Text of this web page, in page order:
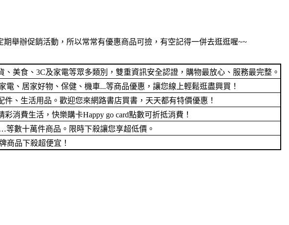
舉辦促銷活動，所以常常有優惠商品可撿，有空記得一併去逛逛喔~~
美食、3C及家電等眾多類別，雙重資訊安全認證，購物最放心、服務最完整。
、居家好物、保健、機車...等商品優惠，讓您線上輕鬆逛盡興買！
、生活用品。歡迎您來網路書店買書，天天都有特價優惠！
消費生活，快樂購卡Happy go card點數可折抵消費！
數十萬件商品。限時下殺讓您享超低價。
商品下殺超便宜！